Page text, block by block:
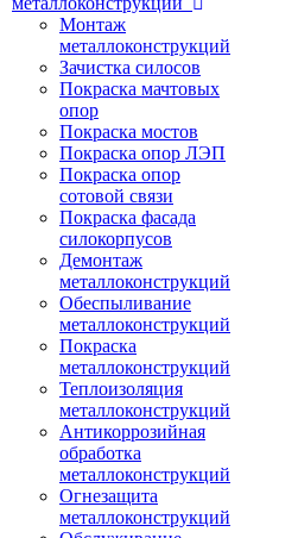
Монтаж
металлоконструкций
Зачистка силосов
Покраска мачтовых
опор
Покраска мостов
Покраска опор ЛЭП
Покраска опор
сотовой связи
Покраска фасада
силокорпусов
Демонтаж
металлоконструкций
Обеспыливание
металлоконструкций
Покраска
металлоконструкций
Теплоизоляция
металлоконструкций
Антикоррозийная
обработка
металлоконструкций
Огнезащита
металлоконструкций